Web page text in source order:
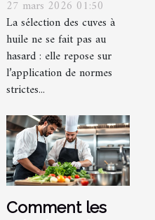
affectent-elles la
sélection des
cuves à huile ?
27 mars 2026 01:50
La sélection des cuves à
huile ne se fait pas au
hasard : elle repose sur
l’application de normes
strictes...
Comment les